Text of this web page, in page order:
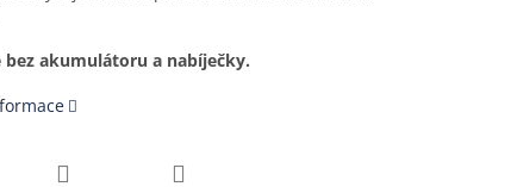
bez akumulátoru a nabíječky.